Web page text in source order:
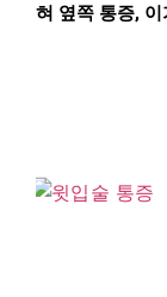
혀 옆쪽 통증,